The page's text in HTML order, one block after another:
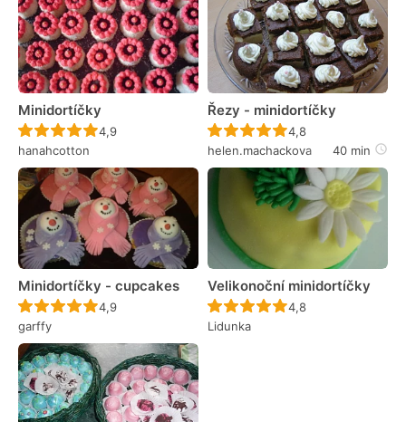
Minidortíčky
Recept ještě nebyl hodnocen
4,9
hanahcotton
Řezy - minidortíčky
Recept ještě nebyl
4,8
helen.machackova
40 min
Minidortíčky - cupcakes
Recept ještě nebyl hodnocen
4,9
garffy
Velikonoční minidortíčky
Recept ještě nebyl
4,8
Lidunka